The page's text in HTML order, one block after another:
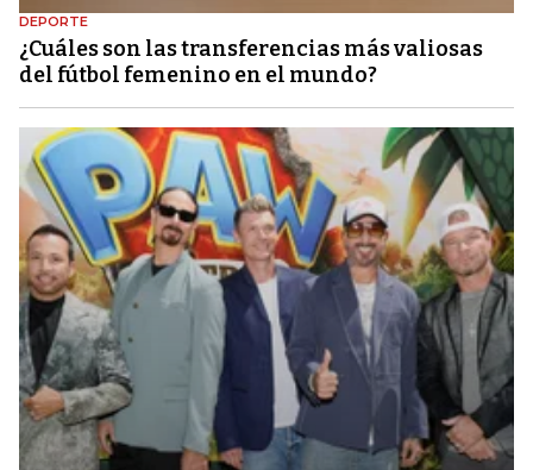
DEPORTE
¿Cuáles son las transferencias más valiosas
del fútbol femenino en el mundo?